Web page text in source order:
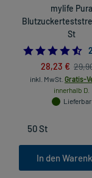
mylife Pura
St
2
28,23 €
inkl. MwSt. Gratis-
innerhalb D.
Lieferbar
In den